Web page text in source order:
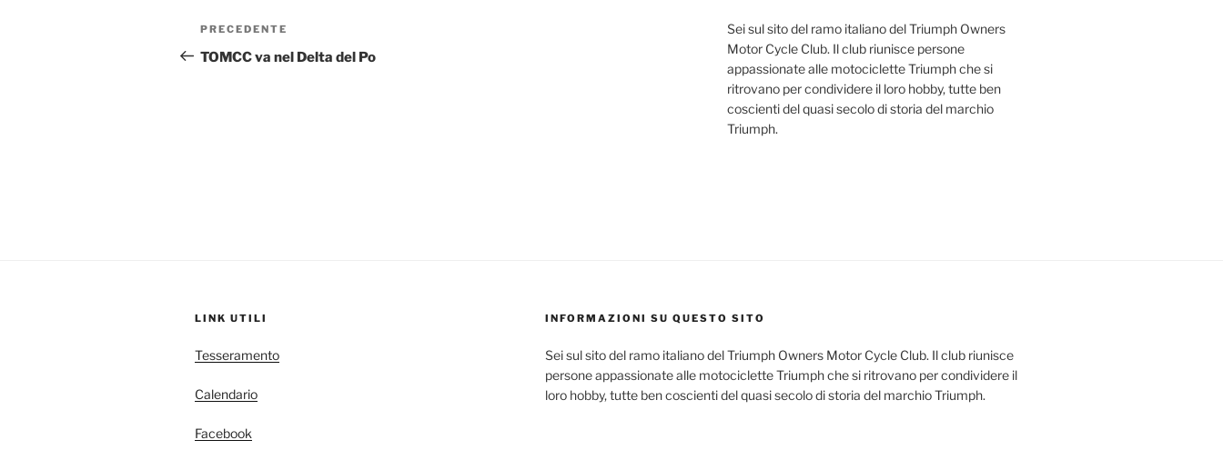
Navigazione
articoli
Articolo
precedente:
PRECEDENTE
TOMCC va nel Delta del Po
Sei sul sito del ramo italiano del Triumph Owners
Motor Cycle Club. Il club riunisce persone
appassionate alle motociclette Triumph che si
ritrovano per condividere il loro hobby, tutte ben
coscienti del quasi secolo di storia del marchio
Triumph.
LINK UTILI
Tesseramento
Calendario
Facebook
INFORMAZIONI SU QUESTO SITO
Sei sul sito del ramo italiano del Triumph Owners Motor Cycle Club. Il club riunisce
persone appassionate alle motociclette Triumph che si ritrovano per condividere il
loro hobby, tutte ben coscienti del quasi secolo di storia del marchio Triumph.